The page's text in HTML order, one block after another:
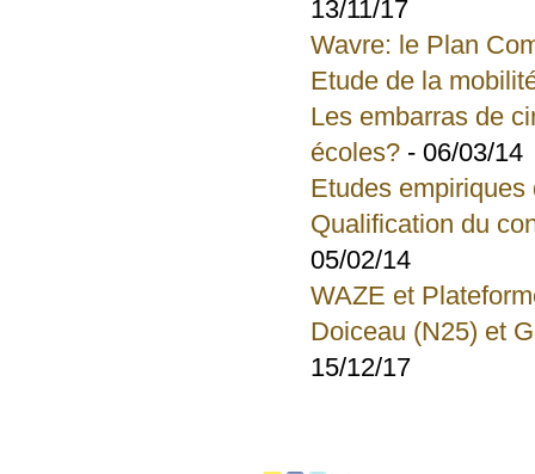
13/11/17
Wavre: le Plan
Etude de la
Les embarras de
écoles? - 06/03/14
Etudes
Qualification du
05/02/14
WAZE et
Doiceau (N25) et
15/12/17